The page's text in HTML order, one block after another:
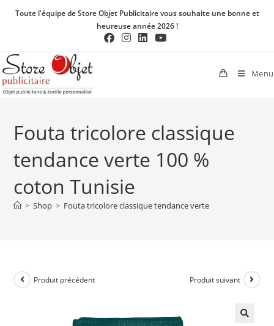
Toute l'équipe de Store Objet Publicitaire vous souhaite une bonne et
heureuse année 2026 !
Menu
Fouta tricolore classique
tendance verte 100 %
coton Tunisie
> Shop > Fouta tricolore classique tendance verte
Produit précédent Produit suivant